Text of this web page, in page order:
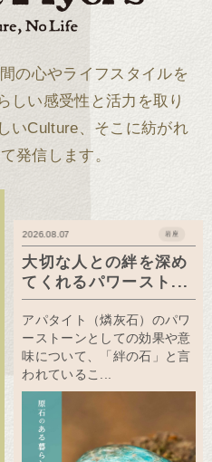
間の心やライフスタイルを
しい感受性と活力を取り
いCulture、そこに紡がれ
発信します。
大切な人との絆を深め
てくれるパワースト...
アパタイト（燐灰石）のパワ
ーストーンとしての効果や意
味について、「絆の石」と言
われているこ...
2026.08.07 岩座